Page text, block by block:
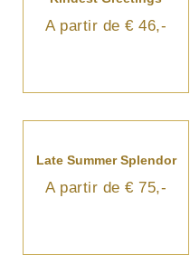
A partir de € 46,-
Late Summer Splendor
A partir de € 75,-